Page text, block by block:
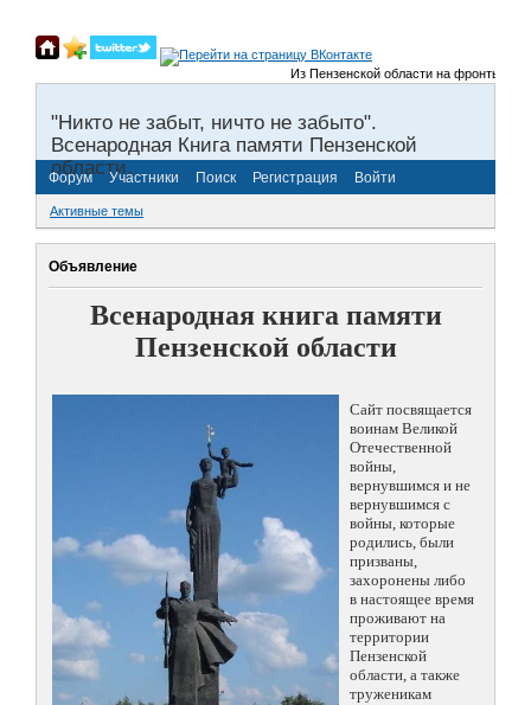
Из Пензенской области на фронты
"Никто не забыт, ничто не забыто".
Всенародная Книга памяти Пензенской
области.
Форум Участники Поиск Регистрация Войти
Активные темы
Объявление
Всенародная книга памяти
Пензенской области
Сайт посвящается
воинам Великой
Отечественной
войны,
вернувшимся и не
вернувшимся с
войны, которые
родились, были
призваны,
захоронены либо
в настоящее время
проживают на
территории
Пензенской
области, а также
труженикам